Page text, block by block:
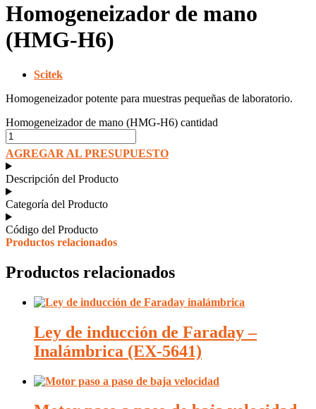
Homogeneizador de mano
(HMG-H6)
Scitek
Homogeneizador potente para muestras pequeñas de laboratorio.
Homogeneizador de mano (HMG-H6) cantidad
AGREGAR AL PRESUPUESTO
Descripción del Producto
Categoría del Producto
Código del Producto
Productos relacionados
Productos relacionados
Ley de inducción de Faraday –
Inalámbrica (EX-5641)